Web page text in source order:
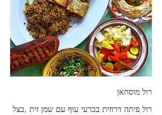
רול מוסחאן
רול פיתה דרוזית בכרעי עוף עם שמן זית ,בצל